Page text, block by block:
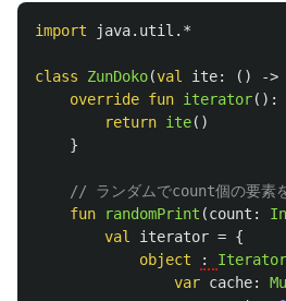
import java.util.*
class ZunDoko(val ite: () ->
override fun iterator():
return ite()
}
// ランダムでcount個の要素
fun
randomPrint (count :
val
iterator = {
object
: Iterator
var cache: